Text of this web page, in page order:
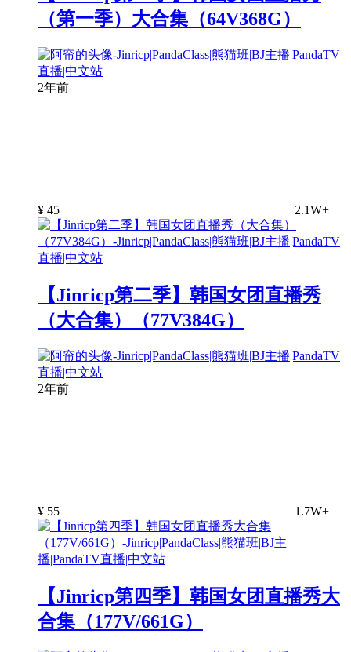
（第一季）大合集（64V368G）
2年前
¥ 45 2.1W+
【Jinricp第二季】韩国女团直播秀
（大合集）（77V384G）
2年前
¥ 55 1.7W+
【Jinricp第四季】韩国女团直播秀大
合集（177V/661G）